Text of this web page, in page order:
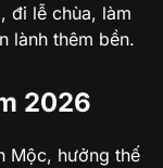
đi lễ chùa, làm
lành thêm bền.
2026
Mộc, hưởng thế